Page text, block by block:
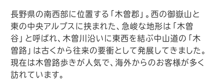
長野県の南西部に位置する「木曽郡」。西の御嶽山と
東の中央アルプスに挟まれた、急峻な地形は「木曽
谷」と呼ばれ、木曽川沿いに東西を結ぶ中山道の「木
曽路」は古くから往来の要衝として発展してきました。
現在は木曽路歩きが人気で、海外からのお客様が多く
訪れています。